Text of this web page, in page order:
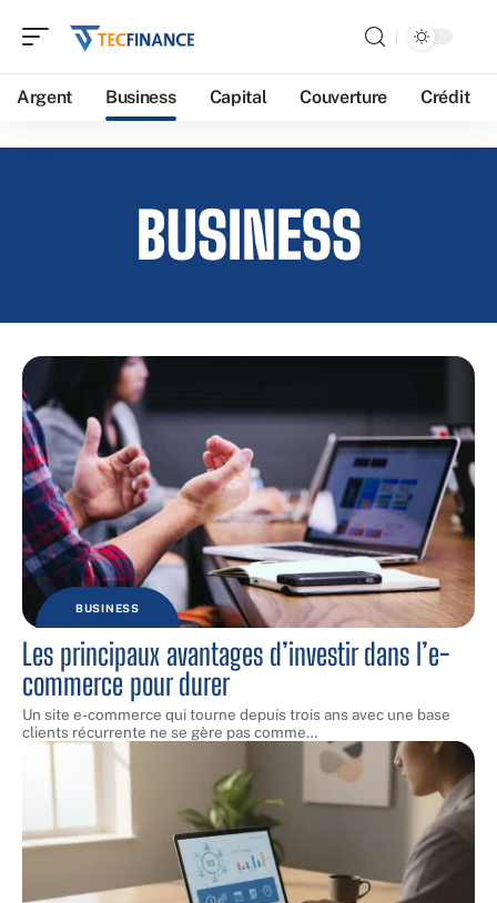
Argent Business Capital Couverture Crédit
BUSINESS
BUSINESS
Les principaux avantages d’investir dans l’e-
commerce pour durer
Un site e-commerce qui tourne depuis trois ans avec une base
clients récurrente ne se gère pas comme…